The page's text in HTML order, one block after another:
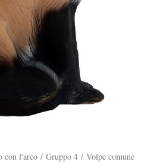
con l'arco/ Gruppo 4/ Volpe comune